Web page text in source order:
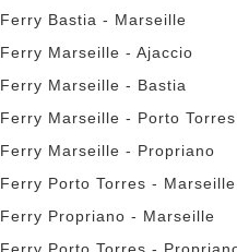
Ferry Bastia - Marseille
Ferry Marseille - Ajaccio
Ferry Marseille - Bastia
Ferry Marseille - Porto Torres
Ferry Marseille - Propriano
Ferry Porto Torres - Marseille
Ferry Propriano - Marseille